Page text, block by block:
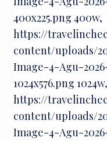
400x225.png 400w,
https://
content/uploads/
Image-4-Agu-2026-
1024x576.png 1024w,
https://
content/uploads/
Image-4-Agu-2026-